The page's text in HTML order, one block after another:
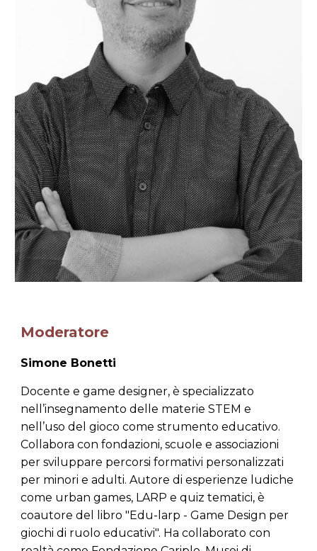
Moderatore
Simone Bonetti
Docente e game designer, è specializzato
nell’insegnamento delle materie STEM e
nell’uso del gioco come strumento educativo.
Collabora con fondazioni, scuole e associazioni
per sviluppare percorsi formativi personalizzati
per minori e adulti. Autore di esperienze ludiche
come urban games, LARP e quiz tematici, è
coautore del libro "Edu-larp - Game Design per
giochi di ruolo educativi". Ha collaborato con